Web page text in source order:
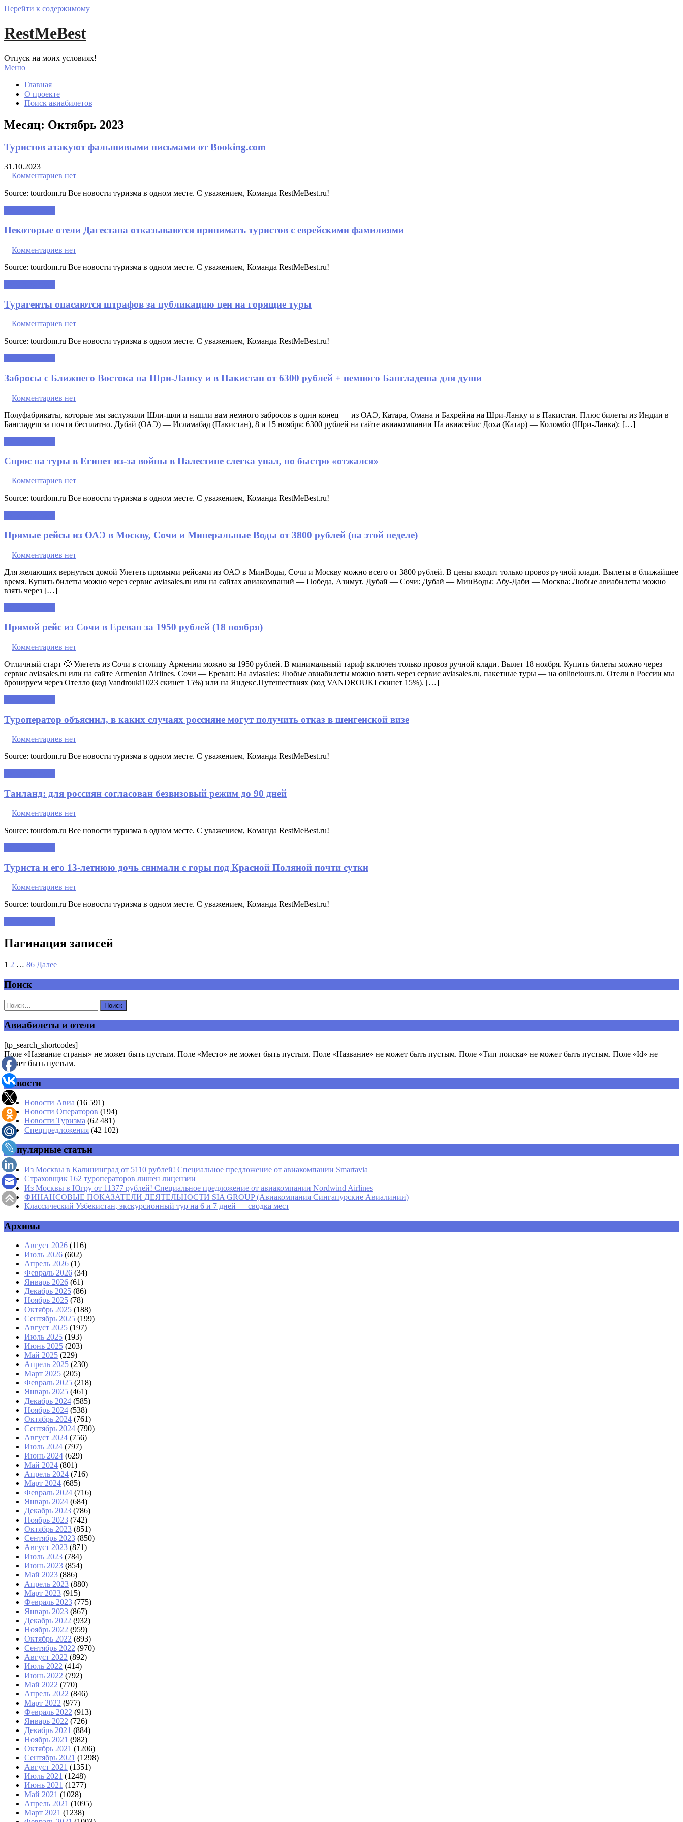
Перейти к содержимому
RestMeBest
Отпуск на моих условиях!
Меню
Главная
О проекте
Поиск авиабилетов
Месяц: Октябрь 2023
Туристов атакуют фальшивыми письмами от Booking.com
31.10.2023
| Комментариев нет
Source: tourdom.ru Все новости туризма в одном месте. С уважением, Команда RestMeBest.ru!
Некоторые отели Дагестана отказываются принимать туристов с еврейскими фамилиями
| Комментариев нет
Source: tourdom.ru Все новости туризма в одном месте. С уважением, Команда RestMeBest.ru!
Турагенты опасаются штрафов за публикацию цен на горящие туры
| Комментариев нет
Source: tourdom.ru Все новости туризма в одном месте. С уважением, Команда RestMeBest.ru!
Забросы с Ближнего Востока на Шри-Ланку и в Пакистан от 6300 рублей + немного Бангладеша для души
| Комментариев нет
Полуфабрикаты, которые мы заслужили Шли-шли и нашли вам немного забросов в один конец — из ОАЭ, Катара, Омана и Бахрейна на Шри-Ланку и в Пакистан. Плюс билеты из Индии в
Бангладеш за почти бесплатно. Дубай (ОАЭ) — Исламабад (Пакистан), 8 и 15 ноября: 6300 рублей на сайте авиакомпании На авиасейлс Доха (Катар) — Коломбо (Шри-Ланка): […]
Спрос на туры в Египет из-за войны в Палестине слегка упал, но быстро «отжался»
| Комментариев нет
Source: tourdom.ru Все новости туризма в одном месте. С уважением, Команда RestMeBest.ru!
Прямые рейсы из ОАЭ в Москву, Сочи и Минеральные Воды от 3800 рублей (на этой неделе)
| Комментариев нет
Для желающих вернуться домой Улететь прямыми рейсами из ОАЭ в МинВоды, Сочи и Москву можно всего от 3800 рублей. В цены входит только провоз ручной клади. Вылеты в ближайшее
время. Купить билеты можно через сервис aviasales.ru или на сайтах авиакомпаний — Победа, Азимут. Дубай — Сочи: Дубай — МинВоды: Абу-Даби — Москва: Любые авиабилеты можно
взять через […]
Прямой рейс из Сочи в Ереван за 1950 рублей (18 ноября)
| Комментариев нет
Отличный старт 🙂 Улететь из Сочи в столицу Армении можно за 1950 рублей. В минимальный тариф включен только провоз ручной клади. Вылет 18 ноября. Купить билеты можно через
сервис aviasales.ru или на сайте Armenian Airlines. Сочи — Ереван: На aviasales: Любые авиабилеты можно взять через сервис aviasales.ru, пакетные туры — на onlinetours.ru. Отели в России мы
бронируем через Отелло (код Vandrouki1023 скинет 15%) или на Яндекс.Путешествиях (код VANDROUKI скинет 15%). […]
Туроператор объяснил, в каких случаях россияне могут получить отказ в шенгенской визе
Комментариев нет
Source: tourdom.ru Все новости туризма в одном месте. С уважением, Команда RestMeBest.ru!
Таиланд: для россиян согласован безвизовый режим до 90 дней
| Комментариев нет
Source: tourdom.ru Все новости туризма в одном месте. С уважением, Команда RestMeBest.ru!
Туриста и его 13-летнюю дочь снимали с горы под Красной Поляной почти сутки
| Комментариев нет
Source: tourdom.ru Все новости туризма в одном месте. С уважением, Команда RestMeBest.ru!
Пагинация записей
1 2 … 86 Далее
Поиск
Авиабилеты и отели
[tp_search_shortcodes]
Поле «Название страны» не может быть пустым. Поле «Место» не может быть пустым. Поле «Название» не может быть пустым. Поле «Тип поиска» не может быть пустым. Поле «Id» не
может быть пустым.
Новости
Новости Авиа (16 591)
Новости Операторов (194)
Новости Туризма (62 481)
Спецпредложения (42 102)
Популярные статьи
Из Москвы в Калининград от 5110 рублей! Специальное предложение от авиакомпании Smartavia
Страховщик 162 туроператоров лишен лицензии
Из Москвы в Югру от 11377 рублей! Специальное предложение от авиакомпании Nordwind Airlines
ФИНАНСОВЫЕ ПОКАЗАТЕЛИ ДЕЯТЕЛЬНОСТИ SIA GROUP (Авиакомпания Сингапурские Авиалинии)
Классический Узбекистан, экскурсионный тур на 6 и 7 дней — сводка мест
Архивы
Август 2026 (116)
Июль 2026 (602)
Апрель 2026 (1)
Февраль 2026 (34)
Январь 2026 (61)
Декабрь 2025 (86)
Ноябрь 2025 (78)
Октябрь 2025 (188)
Сентябрь 2025 (199)
Август 2025 (197)
Июль 2025 (193)
Июнь 2025 (203)
Май 2025 (229)
Апрель 2025 (230)
Март 2025 (205)
Февраль 2025 (218)
Январь 2025 (461)
Декабрь 2024 (585)
Ноябрь 2024 (538)
Октябрь 2024 (761)
Сентябрь 2024 (790)
Август 2024 (756)
Июль 2024 (797)
Июнь 2024 (629)
Май 2024 (801)
Апрель 2024 (716)
Март 2024 (685)
Февраль 2024 (716)
Январь 2024 (684)
Декабрь 2023 (786)
Ноябрь 2023 (742)
Октябрь 2023 (851)
Сентябрь 2023 (850)
Август 2023 (871)
Июль 2023 (784)
Июнь 2023 (854)
Май 2023 (886)
Апрель 2023 (880)
Март 2023 (915)
Февраль 2023 (775)
Январь 2023 (867)
Декабрь 2022 (932)
Ноябрь 2022 (959)
Октябрь 2022 (893)
Сентябрь 2022 (970)
Август 2022 (892)
Июль 2022 (414)
Июнь 2022 (792)
Май 2022 (770)
Апрель 2022 (846)
Март 2022 (977)
Февраль 2022 (913)
Январь 2022 (726)
Декабрь 2021 (884)
Ноябрь 2021 (982)
Октябрь 2021 (1206)
Сентябрь 2021 (1298)
Август 2021 (1351)
Июль 2021 (1248)
Июнь 2021 (1277)
Май 2021 (1028)
Апрель 2021 (1095)
Март 2021 (1238)